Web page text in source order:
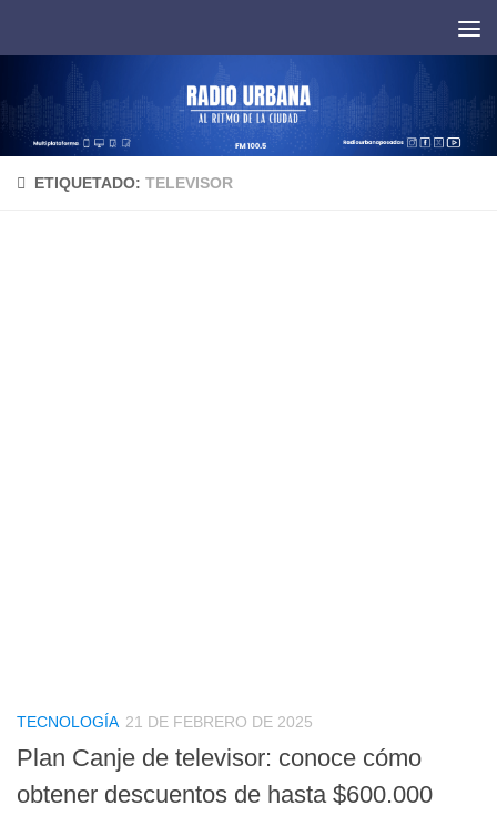
ETIQUETADO: TELEVISOR
TECNOLOGÍA 21 DE FEBRERO DE 2025
Plan Canje de televisor: conoce cómo
obtener descuentos de hasta $600.000